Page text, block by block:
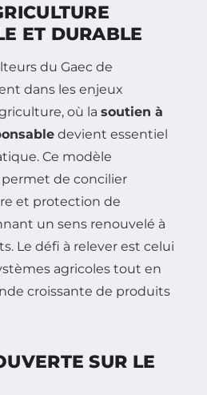
ET DURABLE
du Gaec de
dans les enjeux
où la soutien à
devient essentiel
Ce modèle
de concilier
et protection de
un sens renouvelé à
Le défi à relever est celui
agricoles tout en
croissante de produits
SUR LE